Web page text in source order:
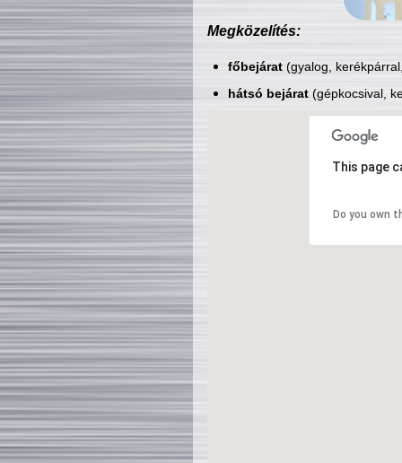
Megközelítés:
főbejárat(gyalog,
hátsó bejárat(gépkocsival,
This page
Do you own